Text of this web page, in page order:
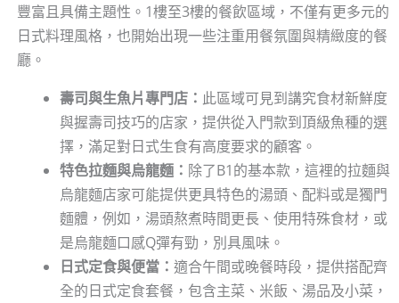
豐富且具備主題性。1樓至3樓的餐飲區域，不僅有更多元的
日式料理風格，也開始出現一些注重用餐氛圍與精緻度的餐
廳。
壽司與生魚片專門店： 此區域可見到講究食材新鮮度
與握壽司技巧的店家，提供從入門款到頂級魚種的選
擇，滿足對日式生食有高度要求的顧客。
特色拉麵與烏龍麵： 除了B1的基本款，這裡的拉麵與
烏龍麵店家可能提供更具特色的湯頭、配料或是獨門
麵體，例如，湯頭熬煮時間更長、使用特殊食材，或
是烏龍麵口感Q彈有勁，別具風味。
日式定食與便當： 適合午間或晚餐時段，提供搭配齊
全的日式定食套餐，包含主菜、米飯、湯品及小菜，